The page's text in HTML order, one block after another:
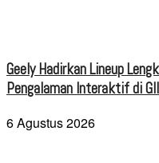
Geely Hadirkan Lineup
Pengalaman Interaktif di
6 Agustus 2026